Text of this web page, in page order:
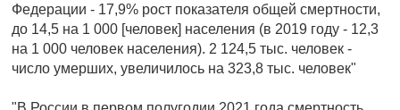
Федерации - 17,9% рост показателя общей смертности,
до 14,5 на 1 000 [человек] населения (в 2019 году - 12,3
на 1 000 человек населения). 2 124,5 тыс. человек -
число умерших, увеличилось на 323,8 тыс. человек"